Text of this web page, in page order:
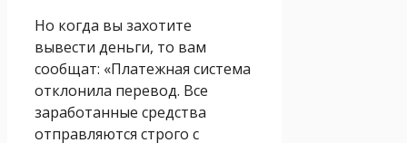
Но когда вы захотите
вывести деньги, то вам
сообщат: «Платежная система
отклонила перевод. Все
заработанные средства
отправляются строго с